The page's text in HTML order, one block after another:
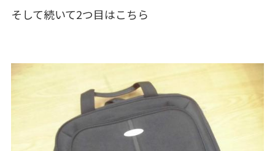
そして続いて2つ目はこちら